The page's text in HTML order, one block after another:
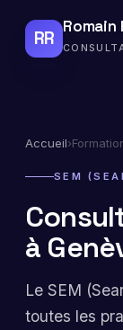
RR
Romain
Accueil›
SEM
à
Le SEM
toutes les